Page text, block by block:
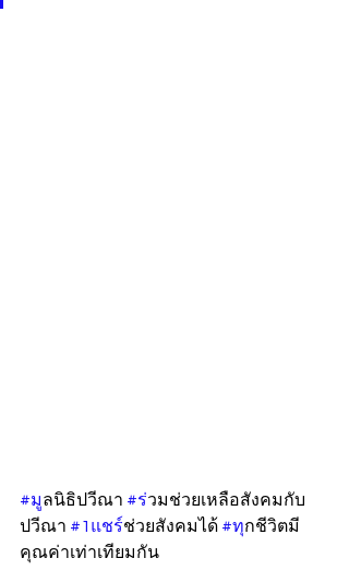
#มูลนิธิปวีณา #ร่วมช่วยเหลือสังคมกับ
ปวีณา #1แชร์ช่วยสังคมได้ #ทุกชีวิตมี
คุณค่าเท่าเทียมกัน